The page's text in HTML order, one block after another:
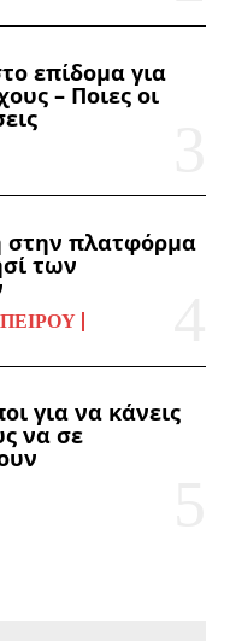
επίδομα για
– Ποιες οι
πλατφόρμα
των
για να κάνεις
να σε